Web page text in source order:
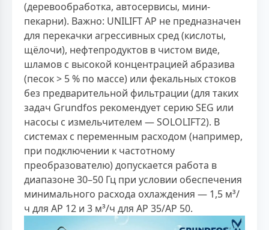
(деревообработка, автосервисы, мини-
пекарни). Важно: UNILIFT AP не предназначен
для перекачки агрессивных сред (кислоты,
щёлочи), нефтепродуктов в чистом виде,
шламов с высокой концентрацией абразива
(песок > 5 % по массе) или фекальных стоков
без предварительной фильтрации (для таких
задач Grundfos рекомендует серию SEG или
насосы с измельчителем — SOLOLIFT2). В
системах с переменным расходом (например,
при подключении к частотному
преобразователю) допускается работа в
диапазоне 30–50 Гц при условии обеспечения
минимального расхода охлаждения — 1,5 м³/
ч для AP 12 и 3 м³/ч для AP 35/AP 50.